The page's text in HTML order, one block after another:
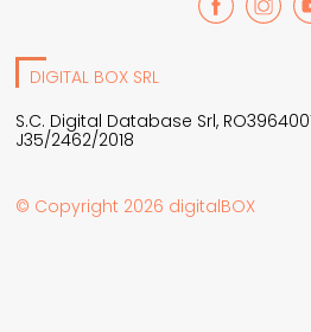
DIGITAL BOX SRL
S.C. Digital Database Srl,
J35/2462/2018
© Copyright 2026 digitalBOX